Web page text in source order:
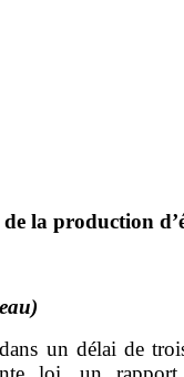
la production
un délai de